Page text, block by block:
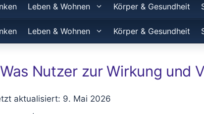
Leben & Wohnen Körper & Gesundheit
Leben & Wohnen Körper & Gesundheit
Nutzer zur Wirkung und
aktualisiert: 9. Mai 2026